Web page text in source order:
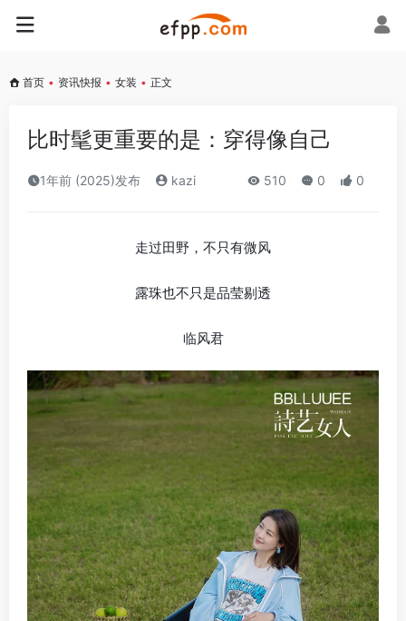
首页 • 资讯快报 • 女装 • 正文
比时髦更重要的是：穿得像自己
1年前 (2025)发布 kazi 510 0 0
走过田野，不只有微风
露珠也不只是品莹剔透
临风君